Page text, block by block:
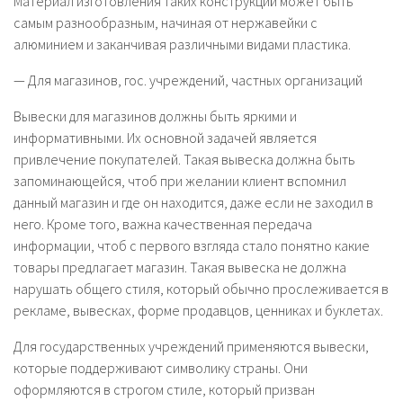
самым разнообразным, начиная от нержавейки с
алюминием и заканчивая различными видами пластика.
— Для магазинов, гос. учреждений, частных организаций
Вывески для магазинов должны быть яркими и
информативными. Их основной задачей является
привлечение покупателей. Такая вывеска должна быть
запоминающейся, чтоб при желании клиент вспомнил
данный магазин и где он находится, даже если не заходил в
него. Кроме того, важна качественная передача
информации, чтоб с первого взгляда стало понятно какие
товары предлагает магазин. Такая вывеска не должна
нарушать общего стиля, который обычно прослеживается в
рекламе, вывесках, форме продавцов, ценниках и буклетах.
Для государственных учреждений применяются вывески,
которые поддерживают символику страны. Они
оформляются в строгом стиле, который призван